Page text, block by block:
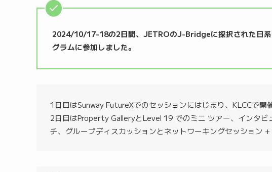
2024/10/17-18の2日間、JETROのJ-Bridgeに採択された日系
グラムに参加しました。
1日目はSunway FutureXでのセッションにはじまり、KLCCで開
2日目はProperty GalleryとLevel 19 でのミニ ツアー、インタビ
チ、グループディスカッションとネットワーキングセッション